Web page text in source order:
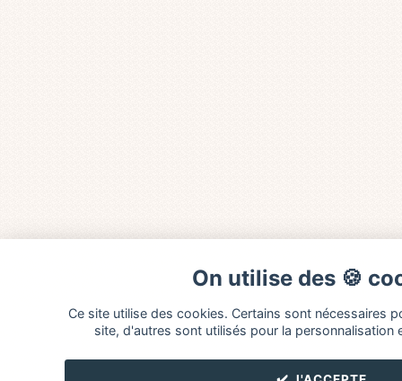
On utilise des 🍪
Ce site utilise des cookies. Certains sont nécessaires
site, d'autres sont utilisés pour la personnalisation